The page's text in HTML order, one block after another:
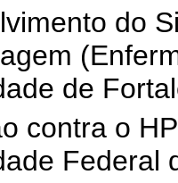
do
de
contra o
Federal